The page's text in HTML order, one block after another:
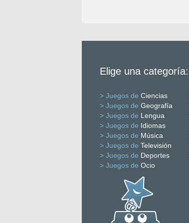
Elige una categoría:
> Juegos de Ciencias
> Juegos de Geografía
> Juegos de Lengua
> Juegos de Idiomas
> Juegos de Música
> Juegos de Televisión
> Juegos de Deportes
> Juegos de Ocio